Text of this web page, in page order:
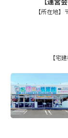
【所在地
【宅